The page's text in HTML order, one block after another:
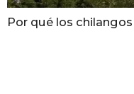
Por qué los